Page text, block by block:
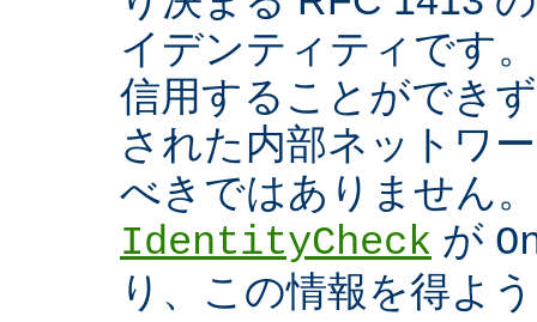
イデンティティです
信用することができ
された内部ネットワ
べきではありません
IdentityCheck が
り、この情報を得よ